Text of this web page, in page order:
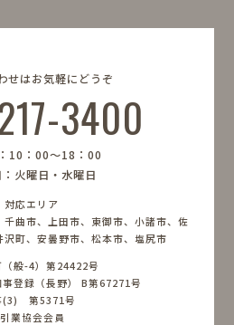
せはお気軽にどうぞ
3400
10：00〜18：00
火曜日・水曜日
対応エリア
曲市、上田市、東御市、小諸市、佐
町、安曇野市、松本市、塩尻市
般-4）第24422号
登録（長野） B第67271号
(3) 第5371号
業協会会員